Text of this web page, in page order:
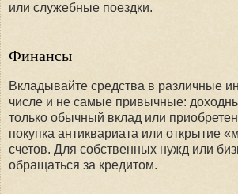
или служебные поездки.
Финансы
Вкладывайте средства в различные
числе и не самые привычные:
только обычный вклад или
покупка антиквариата или открытие
счетов. Для собственных нужд или
обращаться за кредитом.